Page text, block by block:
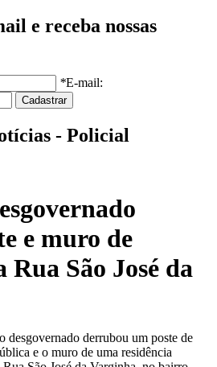
e receba nossas
*E-mail:
- Policial
e muro de
Rua São José da
desgovernado derrubou um poste de
e o muro de uma residência